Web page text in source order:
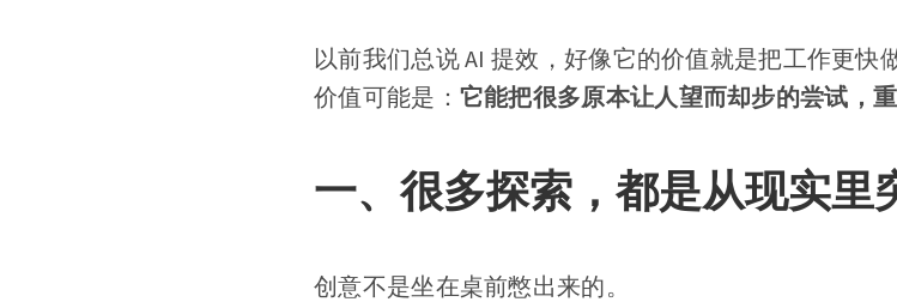
以前我们总说 AI 提效，好像它的价值就是把工作更快
价值可能是： 它能把很多原本让人望而却步的尝试，
一、很多探索，都是从现实里
创意不是坐在桌前憋出来的。